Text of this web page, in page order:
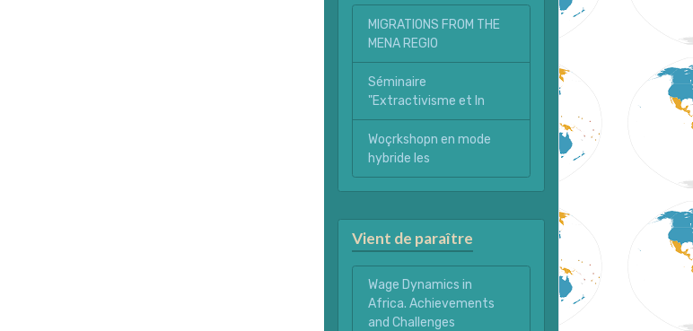
MIGRATIONS FROM THE
MENA REGIO
Séminaire
"Extractivisme et In
Woçrkshopn en mode
hybride les
Vient de paraître
Wage Dynamics in
Africa. Achievements
and Challenges